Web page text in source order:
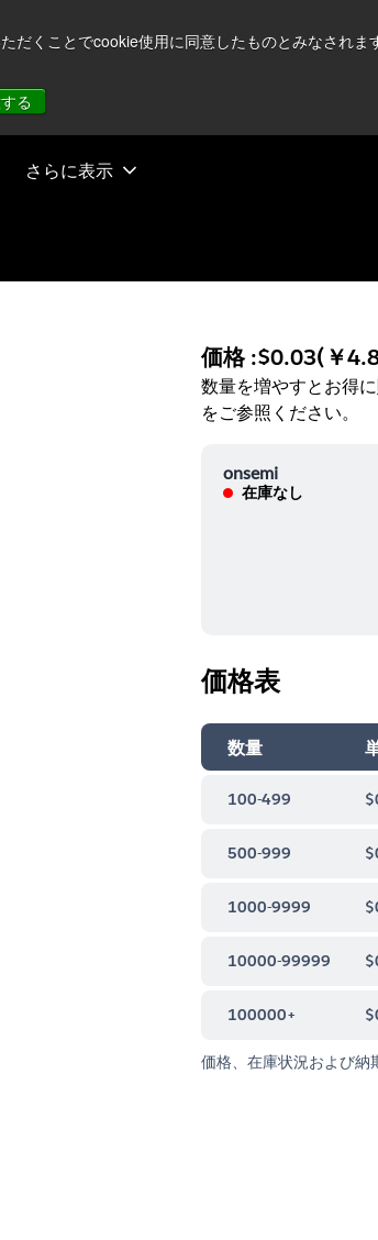
くことでcookie使用に同意したものとみなされ
る
さらに表示
価格 :$0.03(￥
数量を増やすとお得
をご参照ください。
onsemi
在庫なし
価格表
数量
100-499
500-999
1000-9999
10000-99999
100000+
価格、在庫状況および納